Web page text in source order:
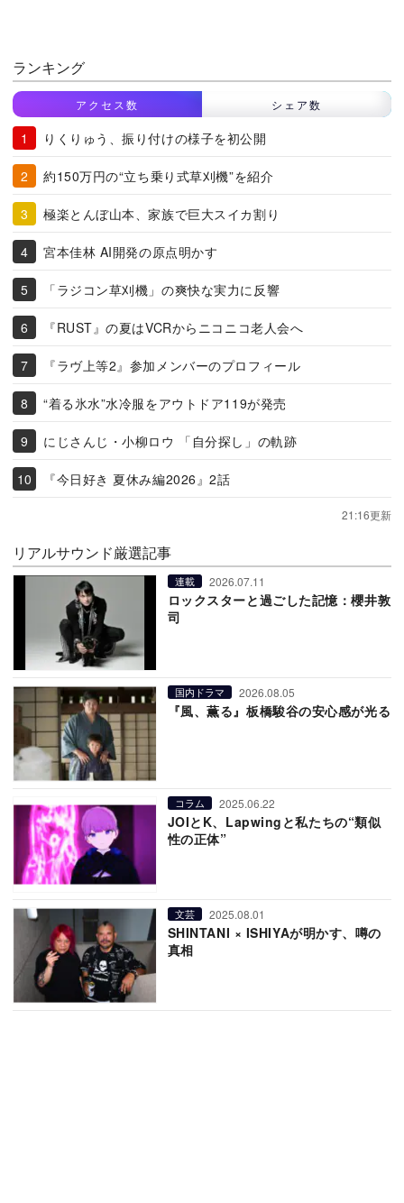
ランキング
アクセス数 シェア数
りくりゅう、振り付けの様子を初公開
約150万円の“立ち乗り式草刈機”を紹介
極楽とんぼ山本、家族で巨大スイカ割り
宮本佳林 AI開発の原点明かす
「ラジコン草刈機」の爽快な実力に反響
『RUST』の夏はVCRからニコニコ老人会へ
『ラヴ上等2』参加メンバーのプロフィール
“着る氷水”水冷服をアウトドア119が発売
にじさんじ・小柳ロウ 「自分探し」の軌跡
『今日好き 夏休み編2026』2話
21:16更新
リアルサウンド厳選記事
連載 2026.07.11
ロックスターと過ごした記憶：櫻井敦
司
国内ドラマ 2026.08.05
『風、薫る』板橋駿谷の安心感が光る
コラム 2025.06.22
JOIとK、Lapwingと私たちの“類似
性の正体”
文芸 2025.08.01
SHINTANI × ISHIYAが明かす、噂の
真相